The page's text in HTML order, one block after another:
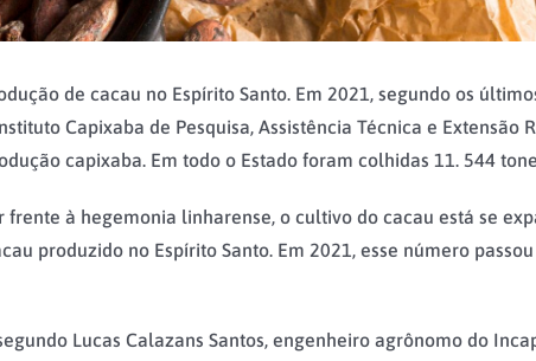
de cacau no Espírito Santo. Em 2021, segundo os
Capixaba de Pesquisa, Assistência Técnica e
capixaba. Em todo o Estado foram colhidas 11. 544
frente à hegemonia linharense, o cultivo do cacau está se
produzido no Espírito Santo. Em 2021, esse número
Lucas Calazans Santos, engenheiro agrônomo do